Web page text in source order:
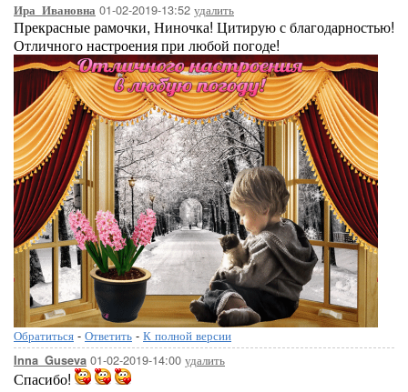
Ира_Ивановна 01-02-2019-13:52 удалить
Прекрасные рамочки, Ниночка! Цитирую с благодарностью!
Отличного настроения при любой погоде!
Обратиться - Ответить - К полной версии
Inna_Guseva 01-02-2019-14:00 удалить
Спасибо!